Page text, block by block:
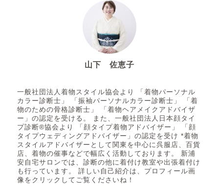
山下 佐恵子
一般社団法人着物スタイル協会より 「着物パーソナル
カラー診断士」 「振袖パーソナルカラー診断士」 「着
物のための骨格診断士」 「着物ヘアメイクアドバイザ
ー」の認定を受ける。 また、一般社団法人日本顔タイ
プ診断®協会より 「顔タイプ着物アドバイザー」 「顔
タイプウェディングアドバイザー」の認定を受け *着物
スタイルアドバイザーとして関東を中心に呉服店、百貨
店、着物の催事などで幅広く活動しております。 新浦
安自宅サロンでは、診断の他に着付け教室や出張着付け
も行っています。 詳しい自己紹介は、プロフィール画
像をクリックしてご覧くださいね！
似合うを知る
似合う着物が知りた
い・・・【顔タイプ診断と
パーソナルカラー診断】
似合う振袖が知りた
い・・・【顔タイプ診断と
パーソナルカラー診断】